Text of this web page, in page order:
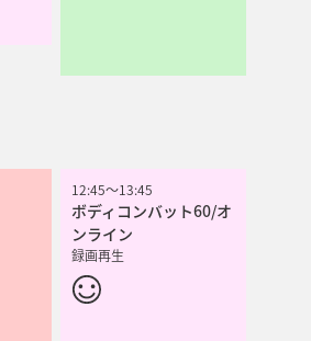
12:45～13:45
ボディコンバット60/オ
ンライン
録画再生
12:45～13:45
ボディコンバット60/オ
ンライン
録画再生